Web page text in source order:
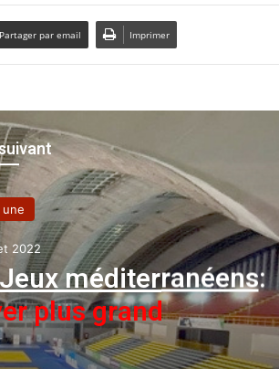
Partager par email Imprimer
une
2022
méditerranéens:
plus grand